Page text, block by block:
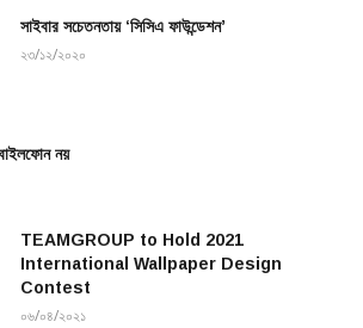
সাইবার সচেতনতায় ‘সিসিএ ফাউন্ডেশন’
২৩/১২/২০২০
নয়
TEAMGROUP to Hold 2021
International Wallpaper Design
Contest
০৬/০৪/২০২১